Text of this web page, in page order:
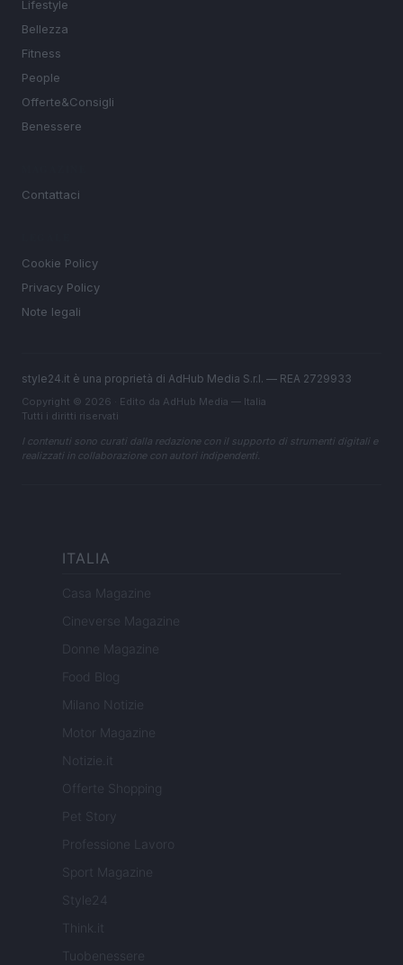
Lifestyle
Bellezza
Fitness
People
Offerte&Consigli
Benessere
Contattaci
Cookie Policy
Privacy Policy
Note legali
style24.it è una proprietà di AdHub Media S.r.l. — REA 2729933
Copyright © 2026 · Edito da AdHub Media — Italia
Tutti i diritti riservati
I contenuti sono curati dalla redazione con il supporto di strumenti digitali e
realizzati in collaborazione con autori indipendenti.
ITALIA
Casa Magazine
Cineverse Magazine
Donne Magazine
Food Blog
Milano Notizie
Motor Magazine
Notizie.it
Offerte Shopping
Pet Story
Professione Lavoro
Sport Magazine
Style24
Think.it
Tuobenessere